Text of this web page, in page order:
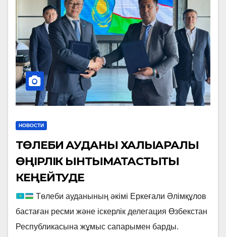
НОВОСТИ
ТӨЛЕБИ АУДАНЫ ХАЛЫҚАРАЛЫҚ
ӨҢІРЛІК ЫНТЫМАҚТАСТЫҚТЫ
КЕҢЕЙТУДЕ
Төлеби ауданының әкімі Еркеғали Әлімқұлов
бастаған ресми және іскерлік делегация Өзбекстан
Республикасына жұмыс сапарымен барды.